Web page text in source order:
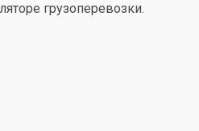
грузоперевозки.